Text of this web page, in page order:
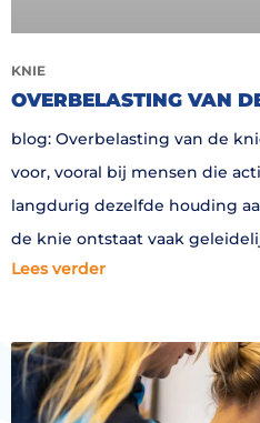
KNIE
OVERBELASTING VAN
blog: Overbelasting van de
voor, vooral bij mensen die
langdurig dezelfde houding
de knie ontstaat vaak
Lees verder